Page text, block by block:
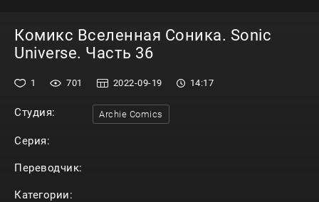
Комикс Вселенная Соника. Sonic
Universe. Часть 36
1 701 2022-09-19 14:17
Студия: Archie Comics
Серия:
Переводчик:
Категории: